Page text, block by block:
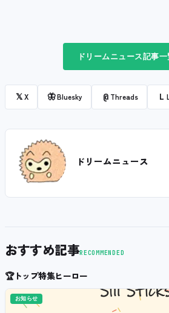
ドリームニュース記事
𝕏X 🦋Bluesky @ Threads L
ドリームニュース
おすすめ記事RECOMMENDED
🏆トップ特集ヒーロー
お知らせ